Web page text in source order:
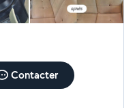
Contacter